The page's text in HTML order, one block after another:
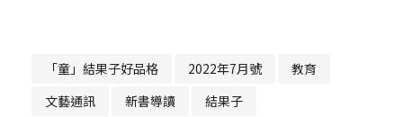
「童」結果子好品格 2022年7月號
教育
文藝通訊
新書導讀 結果子